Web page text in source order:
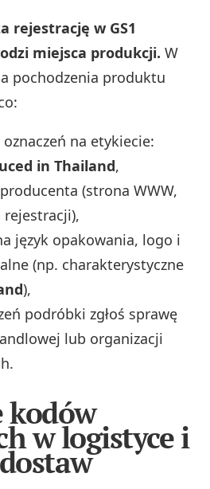
rejestrację w GS1
miejsca produkcji. W
pochodzenia produktu
na etykiecie:
in Thailand,
(strona WWW,
język opakowania, logo i
(np. charakterystyczne
),
podróbki zgłoś sprawę
lub organizacji
kodów
w logistyce i